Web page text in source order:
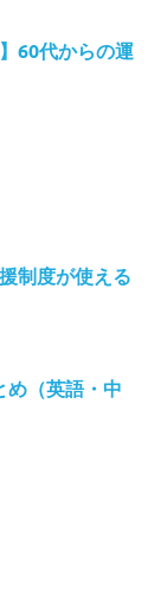
60代からの運
制度が使える
め（英語・中